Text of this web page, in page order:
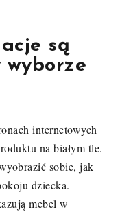
są
internetowych
na białym tle.
sobie, jak
dziecka.
mebel w